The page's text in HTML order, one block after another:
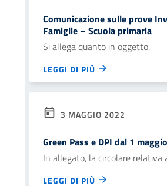
Comunicazione sulle prove
Famiglie – Scuola primaria
Si allega quanto in oggetto.
LEGGI DI PIÙ
3 MAGGIO 2022
Green Pass e DPI dal 1
In allegato, la circolare relativa
LEGGI DI PIÙ